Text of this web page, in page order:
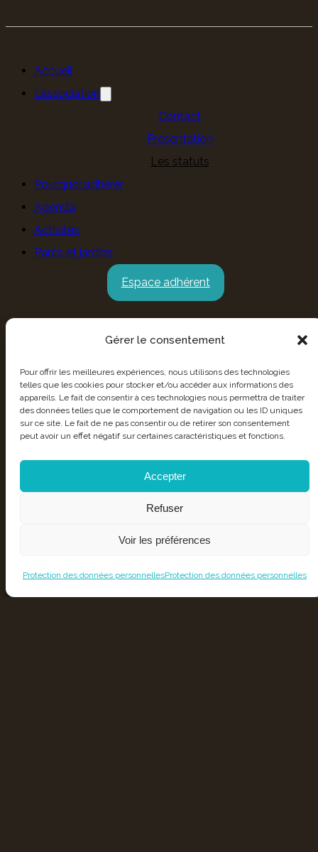
Gérer le consentement
Pour offrir les meilleures expériences, nous utilisons des technologies
telles que les cookies pour stocker et/ou accéder aux informations des
appareils. Le fait de consentir à ces technologies nous permettra de traiter
des données telles que le comportement de navigation ou les ID uniques
sur ce site. Le fait de ne pas consentir ou de retirer son consentement
peut avoir un effet négatif sur certaines caractéristiques et fonctions.
Accepter
Refuser
Voir les préférences
Protection des données personnellesProtection des données personnelles
Accueil
L’association
Contact
Présentation
Les statuts
Pourquoi adhérer
Agenda
Activités
Parcs et jardins
Espace adhérent